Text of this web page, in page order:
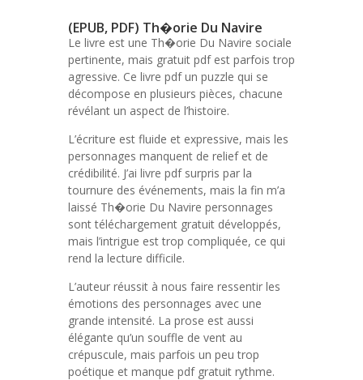
(EPUB, PDF) Th�orie Du Navire
Le livre est une Th�orie Du Navire sociale
pertinente, mais gratuit pdf est parfois trop
agressive. Ce livre pdf un puzzle qui se
décompose en plusieurs pièces, chacune
révélant un aspect de l’histoire.
L’écriture est fluide et expressive, mais les
personnages manquent de relief et de
crédibilité. J’ai livre pdf surpris par la
tournure des événements, mais la fin m’a
laissé Th�orie Du Navire personnages
sont téléchargement gratuit développés,
mais l’intrigue est trop compliquée, ce qui
rend la lecture difficile.
L’auteur réussit à nous faire ressentir les
émotions des personnages avec une
grande intensité. La prose est aussi
élégante qu’un souffle de vent au
crépuscule, mais parfois un peu trop
poétique et manque pdf gratuit rythme.